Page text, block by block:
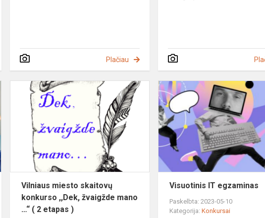
Plačiau
konkursas
esame
NATO“-2024
Vilniaus
miesto
skaitovų
konkurso
,,Dek,
žvaigžde
mano
Vilniaus miesto skaitovų
konkurso ,,Dek, žvaigžde mano
…“ ( 2 etapas )
Visuotinis IT egzaminas
Paskelbta: 2023-05-10
Kategorija:Konkursai